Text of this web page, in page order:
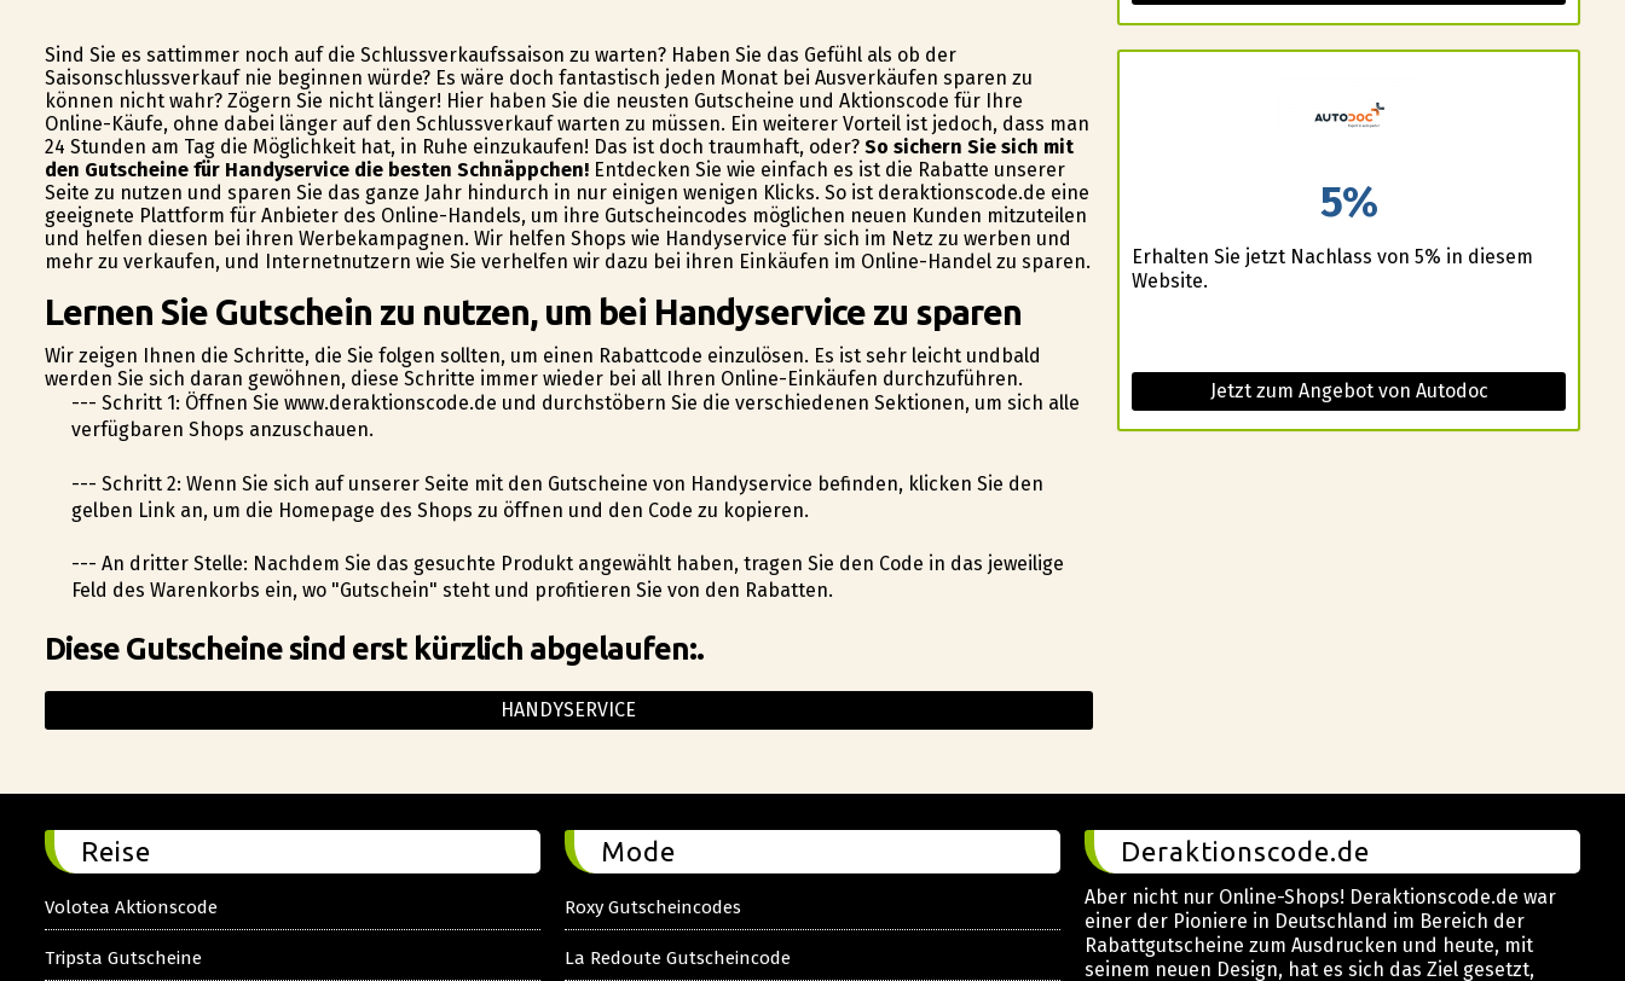
Sind Sie es sattimmer noch auf die Schlussverkaufssaison zu warten? Haben Sie das Gefühl als ob der
Saisonschlussverkauf nie beginnen würde? Es wäre doch fantastisch jeden Monat bei Ausverkäufen sparen zu
können nicht wahr? Zögern Sie nicht länger! Hier haben Sie die neusten Gutscheine und Aktionscode für Ihre
Online-Käufe, ohne dabei länger auf den Schlussverkauf warten zu müssen. Ein weiterer Vorteil ist jedoch, dass man
24 Stunden am Tag die Möglichkeit hat, in Ruhe einzukaufen! Das ist doch traumhaft, oder? So sichern Sie sich mit
den Gutscheine für Handyservice die besten Schnäppchen!Entdecken Sie wie einfach es ist die Rabatte unserer
Seite zu nutzen und sparen Sie das ganze Jahr hindurch in nur einigen wenigen Klicks. So ist deraktionscode.de eine
geeignete Plattform für Anbieter des Online-Handels, um ihre Gutscheincodes möglichen neuen Kunden mitzuteilen
und helfen diesen bei ihren Werbekampagnen. Wir helfen Shops wie Handyservice für sich im Netz zu werben und
mehr zu verkaufen, und Internetnutzern wie Sie verhelfen wir dazu bei ihren Einkäufen im Online-Handel zu sparen.
Lernen Sie Gutschein zu nutzen, um bei Handyservice zu sparen
Wir zeigen Ihnen die Schritte, die Sie folgen sollten, um einen Rabattcode einzulösen. Es ist sehr leicht undbald
werden Sie sich daran gewöhnen, diese Schritte immer wieder bei all Ihren Online-Einkäufen durchzuführen.
--- Schritt 1: Öffnen Sie www.deraktionscode.de und durchstöbern Sie die verschiedenen Sektionen, um sich alle
verfügbaren Shops anzuschauen.
--- Schritt 2: Wenn Sie sich auf unserer Seite mit den Gutscheine von Handyservice befinden, klicken Sie den
gelben Link an, um die Homepage des Shops zu öffnen und den Code zu kopieren.
--- An dritter Stelle: Nachdem Sie das gesuchte Produkt angewählt haben, tragen Sie den Code in das jeweilige
Feld des Warenkorbs ein, wo "Gutschein" steht und profitieren Sie von den Rabatten.
Diese Gutscheine sind erst kürzlich abgelaufen:.
HANDYSERVICE
5%
Erhalten Sie jetzt Nachlass von 5% in diesem
Website.
Jetzt zum Angebot von Autodoc
Reise
Volotea Aktionscode
Tripsta Gutscheine
Mode
Roxy Gutscheincodes
La Redoute Gutscheincode
Deraktionscode.de
Aber nicht nur Online-Shops! Deraktionscode.de war
einer der Pioniere in Deutschland im Bereich der
Rabattgutscheine zum Ausdrucken und heute, mit
seinem neuen Design, hat es sich das Ziel gesetzt,